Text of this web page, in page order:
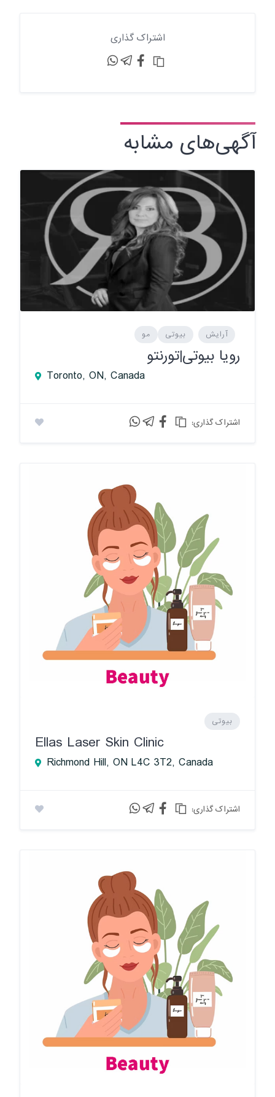
اشتراک گذاری
آگهی‌های مشابه
آرایش بیوتی مو
رویا بیوتی|تورنتو
Toronto, ON, Canada
:اشتراک گذاری
بیوتی
Ellas Laser Skin Clinic
Richmond Hill, ON L4C 3T2, Canada
:اشتراک گذاری